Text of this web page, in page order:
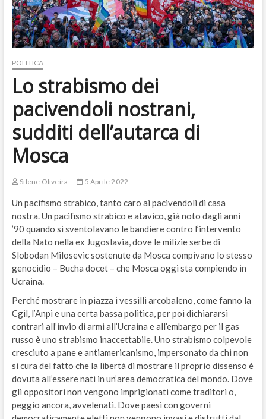
POLITICA
Lo strabismo dei
pacivendoli nostrani,
sudditi dell’autarca di
Mosca
Silene Oliveira 5 Aprile 2022
Un pacifismo strabico, tanto caro ai pacivendoli di casa
nostra. Un pacifismo strabico e atavico, già noto dagli anni
’90 quando si sventolavano le bandiere contro l’intervento
della Nato nella ex Jugoslavia, dove le milizie serbe di
Slobodan Milosevic sostenute da Mosca compivano lo stesso
genocidio – Bucha docet – che Mosca oggi sta compiendo in
Ucraina.
Perché mostrare in piazza i vessilli arcobaleno, come fanno la
Cgil, l’Anpi e una certa bassa politica, per poi dichiararsi
contrari all’invio di armi all’Ucraina e all’embargo per il gas
russo è uno strabismo inaccettabile. Uno strabismo colpevole
cresciuto a pane e antiamericanismo, impersonato da chi non
si cura del fatto che la libertà di mostrare il proprio dissenso è
dovuta all’essere nati in un’area democratica del mondo. Dove
gli oppositori non vengono imprigionati come traditori o,
peggio ancora, avvelenati. Dove paesi con governi